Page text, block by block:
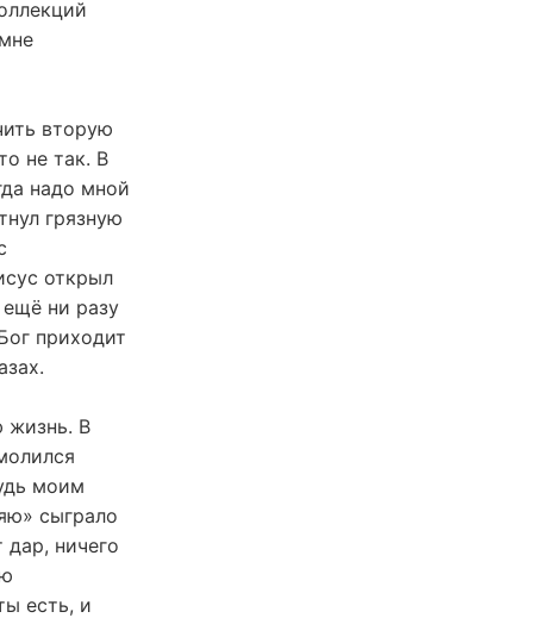
вторую
не так. В
надо мной
грязную
открыл
ни разу
приходит
жизнь. В
моим
сыграло
дар, ничего
есть, и